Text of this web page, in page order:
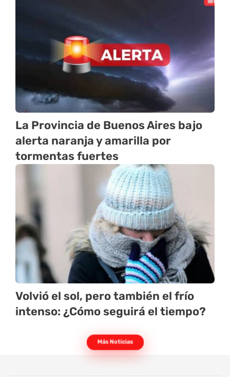
La Provincia de Buenos Aires bajo
alerta naranja y amarilla por
tormentas fuertes
Volvió el sol, pero también el frío
intenso: ¿Cómo seguirá el tiempo?
Más Noticias